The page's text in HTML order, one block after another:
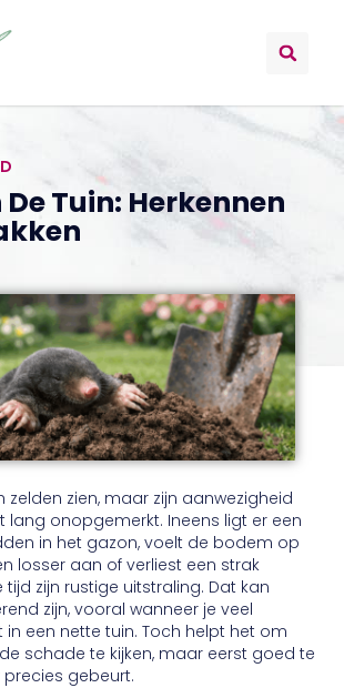
Tuin: Herkennen
zelden zien, maar zijn aanwezigheid
lang onopgemerkt. Ineens ligt er een
in het gazon, voelt de bodem op
losser aan of verliest een strak
zijn rustige uitstraling. Dat kan
zijn, vooral wanneer je veel
een nette tuin. Toch helpt het om
schade te kijken, maar eerst goed te
gebeurt.